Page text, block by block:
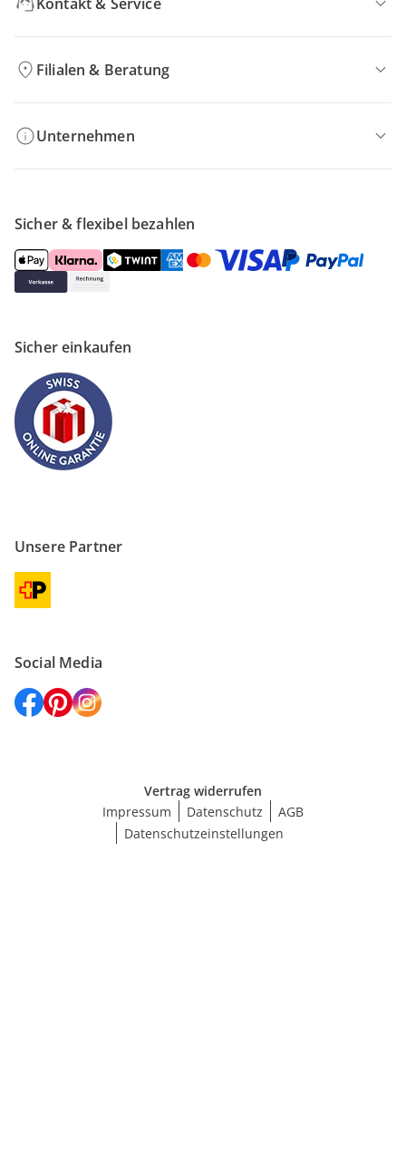
Filialen & Beratung
Unternehmen
Sicher & flexibel bezahlen
Sicher einkaufen
Unsere Partner
Social Media
Vertrag widerrufen
Impressum
Datenschutz
AGB
Datenschutzeinstellungen